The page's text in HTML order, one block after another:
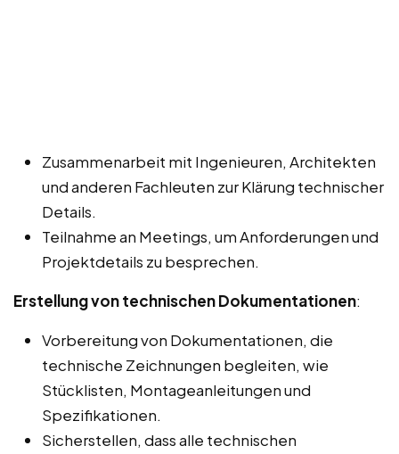
Zusammenarbeit mit Ingenieuren, Architekten
und anderen Fachleuten zur Klärung technischer
Details.
Teilnahme an Meetings, um Anforderungen und
Projektdetails zu besprechen.
Erstellung von technischen Dokumentationen:
Vorbereitung von Dokumentationen, die
technische Zeichnungen begleiten, wie
Stücklisten, Montageanleitungen und
Spezifikationen.
Sicherstellen, dass alle technischen